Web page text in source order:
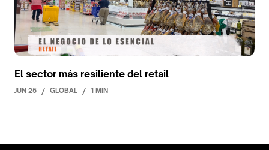
El sector más resiliente del retail
JUN 25 / GLOBAL / 1 MIN